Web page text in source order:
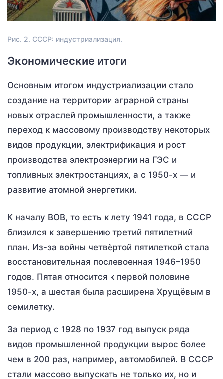
Рис. 2. СССР: индустриализация.
Экономические итоги
Основным итогом индустриализации стало
создание на территории аграрной страны
новых отраслей промышленности, а также
переход к массовому производству некоторых
видов продукции, электрификация и рост
производства электроэнергии на ГЭС и
топливных электростанциях, а с 1950-х — и
развитие атомной энергетики.
К началу ВОВ, то есть к лету 1941 года, в СССР
близился к завершению третий пятилетний
план. Из-за войны четвёртой пятилеткой стала
восстановительная послевоенная 1946–1950
годов. Пятая относится к первой половине
1950-х, а шестая была расширена Хрущёвым в
семилетку.
За период с 1928 по 1937 год выпуск ряда
видов промышленной продукции вырос более
чем в 200 раз, например, автомобилей. В СССР
стали массово выпускать не только их, но и